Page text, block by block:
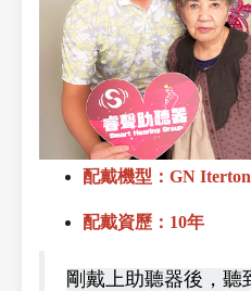
配戴機型：GN
配戴資歷：10年
剛戴上助聽器後，聽